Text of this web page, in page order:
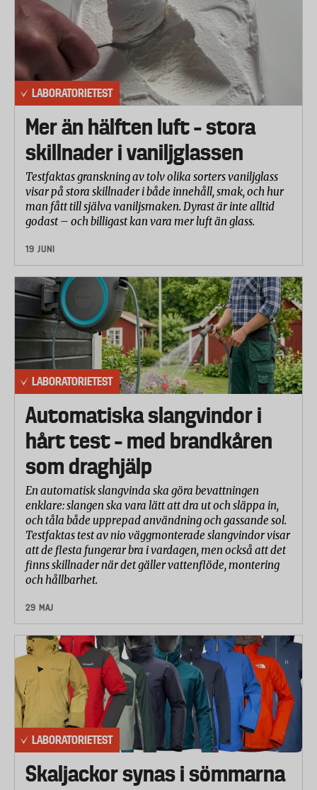
för halten bisfenol A i livsmedel som kommit i
kontakt med epoxylack i konservburkar. Däremot
finns ett så kallat tolererbart dagligt intag, TDI, på 50
mikrogram per kilo kroppsvikt och dag. Men detta
gränsvärde är omdiskuterat eftersom de
riskbedömningar som gjorts har kommit till
mycket olika slutsatser.
År 2011 förbjöd EU bisfenol A i nappflaskor och i
början av 2012 förbjöds ämnet även i
barnmatsburkar i Sverige. Kemikalieinspektionen
har även föreslaget ett förbud mot bisfenol A i
kvitton.
LABORATORIETEST
Mer än hälften luft – stora
skillnader i vaniljglassen
Testfaktas granskning av tolv olika sorters vaniljglass
visar på stora skillnader i både innehåll, smak, och hur
man fått till själva vaniljsmaken. Dyrast är inte alltid
godast – och billigast kan vara mer luft än glass.
19 JUNI
LABORATORIETEST
Automatiska slangvindor i
hårt test – med brandkåren
som draghjälp
En automatisk slangvinda ska göra bevattningen
enklare: slangen ska vara lätt att dra ut och släppa in,
och tåla både upprepad användning och gassande sol.
Testfaktas test av nio väggmonterade slangvindor visar
att de flesta fungerar bra i vardagen, men också att det
finns skillnader när det gäller vattenflöde, montering
och hållbarhet.
29 MAJ
LABORATORIETEST
Skaljackor synas i sömmarna